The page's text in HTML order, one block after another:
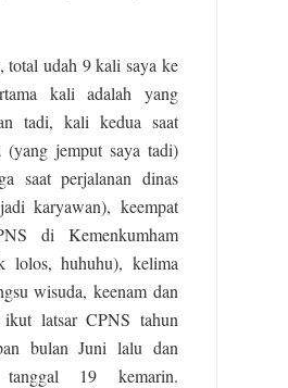
total udah 9 kali saya ke
kali adalah yang
tadi, kali kedua saat
(yang jemput saya tadi)
saat perjalanan dinas
karyawan), keempat
di Kemenkumham
lolos, huhuhu), kelima
wisuda, keenam dan
latsar CPNS tahun
bulan Juni lalu dan
tanggal 19 kemarin.